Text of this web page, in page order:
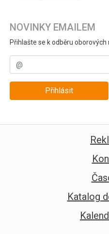
NOVINKY EMAILEM
Přihlašte se k odběru oborových
Přihlásit
Katalog